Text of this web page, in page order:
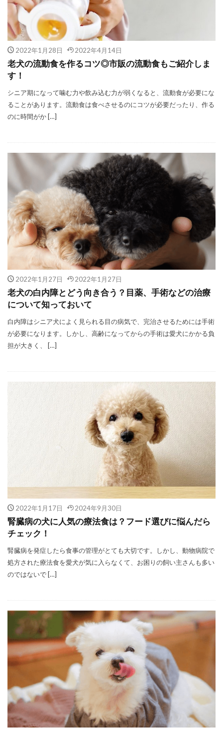
2022年1月28日 2022年4月14日
老犬の流動食を作るコツ◎市販の流動食もご紹介しま
す！
シニア期になって噛む力や飲み込む力が弱くなると、流動食が必要にな
ることがあります。流動食は食べさせるのにコツが必要だったり、作る
のに時間がか […]
2022年1月27日 2022年1月27日
老犬の白内障とどう向き合う？目薬、手術などの治療
について知っておいて
白内障はシニア犬によく見られる目の病気で、完治させるためには手術
が必要になります。しかし、高齢になってからの手術は愛犬にかかる負
担が大きく、 […]
2022年1月17日 2024年9月30日
腎臓病の犬に人気の療法食は？フード選びに悩んだら
チェック！
腎臓病を発症したら食事の管理がとても大切です。しかし、動物病院で
処方された療法食を愛犬が気に入らなくて、お困りの飼い主さんも多い
のではないで […]